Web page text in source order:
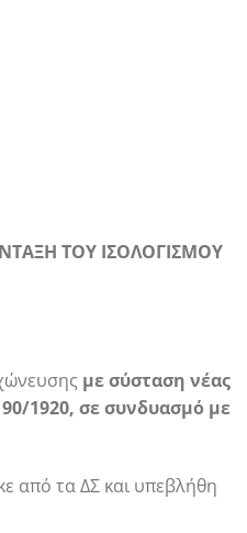
ΤΟΥ ΙΣΟΛΟΓΙΣΜΟΥ
με σύσταση νέας
1920, σε συνδυασμό με
από τα ΔΣ και υπεβλήθη